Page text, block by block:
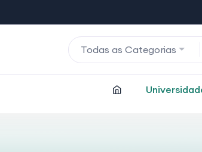
Todas as Categorias